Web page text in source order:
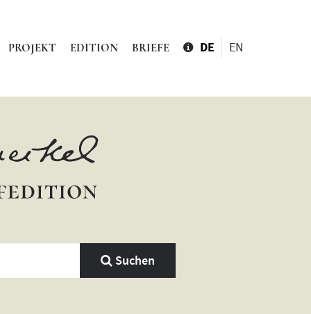
PROJEKT EDITION BRIEFE DE EN
Suchen